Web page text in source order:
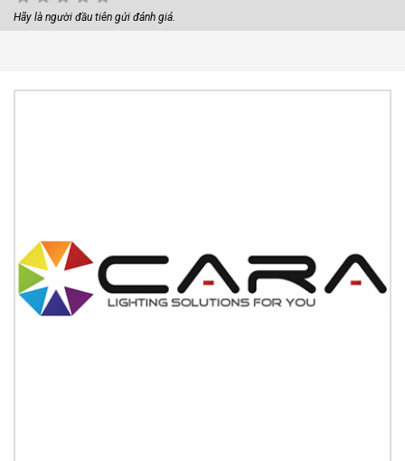
Hãy là người đầu tiên gửi đánh giá.